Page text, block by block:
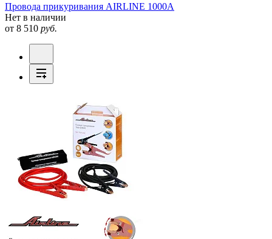
Провода прикуривания AIRLINE 1000А
Нет в наличии
от 8 510 руб.